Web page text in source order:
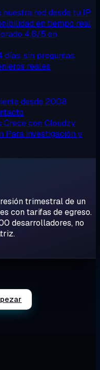
nuestra red desde tu IP
en tiempo real
4,6/5 en
días, sin preguntas
reales
desde 2008
Crece con Cloudzy
Para investigación y
trimestral de un
con tarifas de egreso.
desarrolladores, no